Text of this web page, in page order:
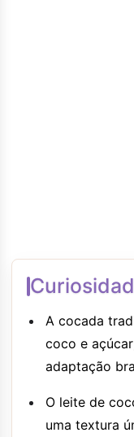
A cocada
coco e
adaptação
O leite de
uma textura